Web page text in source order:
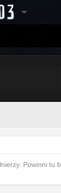
Powinni tu